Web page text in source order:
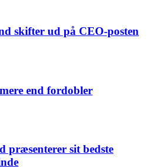
skifter ud på CEO-posten
end fordobler
præsenterer sit bedste